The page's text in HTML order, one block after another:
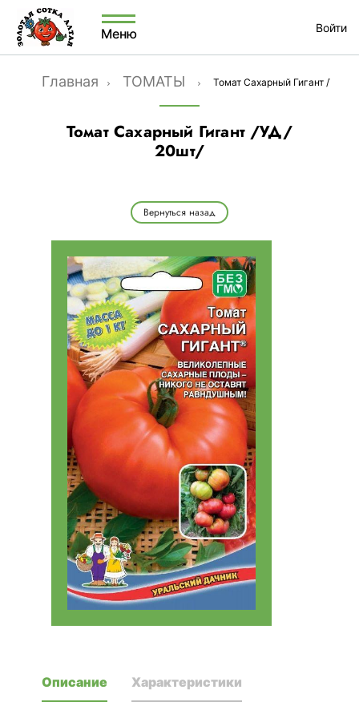
Меню Войти
Главная ТОМАТЫ Томат Сахарный Гигант /УД/
Томат Сахарный Гигант /УД/
20шт/
Вернуться назад
Описание Характеристики